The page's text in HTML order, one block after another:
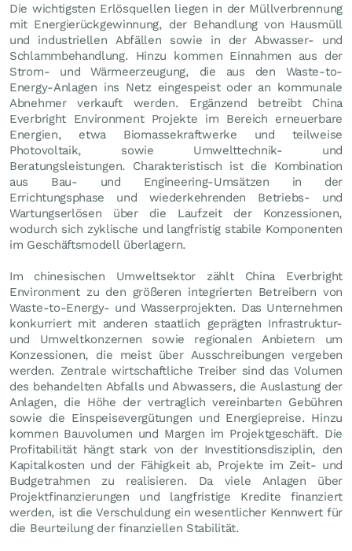
Die wichtigsten Erlösquellen liegen in der Müllverbrennung
mit Energierückgewinnung, der Behandlung von Hausmüll
und industriellen Abfällen sowie in der Abwasser- und
Schlammbehandlung. Hinzu kommen Einnahmen aus der
Strom- und Wärmeerzeugung, die aus den Waste-to-
Energy-Anlagen ins Netz eingespeist oder an kommunale
Abnehmer verkauft werden. Ergänzend betreibt China
Everbright Environment Projekte im Bereich erneuerbare
Energien, etwa Biomassekraftwerke und teilweise
Photovoltaik, sowie Umwelttechnik- und
Beratungsleistungen. Charakteristisch ist die Kombination
aus Bau- und Engineering-Umsätzen in der
Errichtungsphase und wiederkehrenden Betriebs- und
Wartungserlösen über die Laufzeit der Konzessionen,
wodurch sich zyklische und langfristig stabile Komponenten
im Geschäftsmodell überlagern.
Im chinesischen Umweltsektor zählt China Everbright
Environment zu den größeren integrierten Betreibern von
Waste-to-Energy- und Wasserprojekten. Das Unternehmen
konkurriert mit anderen staatlich geprägten Infrastruktur-
und Umweltkonzernen sowie regionalen Anbietern um
Konzessionen, die meist über Ausschreibungen vergeben
werden. Zentrale wirtschaftliche Treiber sind das Volumen
des behandelten Abfalls und Abwassers, die Auslastung der
Anlagen, die Höhe der vertraglich vereinbarten Gebühren
sowie die Einspeisevergütungen und Energiepreise. Hinzu
kommen Bauvolumen und Margen im Projektgeschäft. Die
Profitabilität hängt stark von der Investitionsdisziplin, den
Kapitalkosten und der Fähigkeit ab, Projekte im Zeit- und
Budgetrahmen zu realisieren. Da viele Anlagen über
Projektfinanzierungen und langfristige Kredite finanziert
werden, ist die Verschuldung ein wesentlicher Kennwert für
die Beurteilung der finanziellen Stabilität.